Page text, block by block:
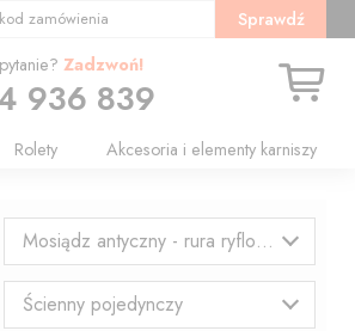
zamówienia Sprawdź
Rolety Akcesoria i elementy karniszy
Zadzwoń!
936 839
Mosiądz antyczny - rura ryflowana
Ścienny pojedynczy